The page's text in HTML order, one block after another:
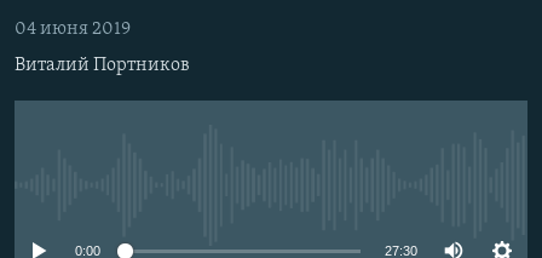
поиску
СЕВЕР.РЕАЛИИ
СИБИРЬ.РЕАЛИИ
СОЦИАЛЬНЫЕ СЕТИ
04 июня 2019
Виталий Портников
0:00 27:30